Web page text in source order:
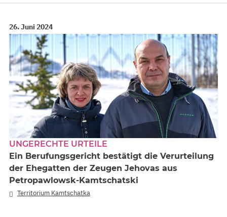
26. Juni 2024
UNGERECHTE URTEILE
Ein Berufungsgericht bestätigt die Verurteilung
der Ehegatten der Zeugen Jehovas aus
Petropawlowsk-Kamtschatski
Territorium Kamtschatka